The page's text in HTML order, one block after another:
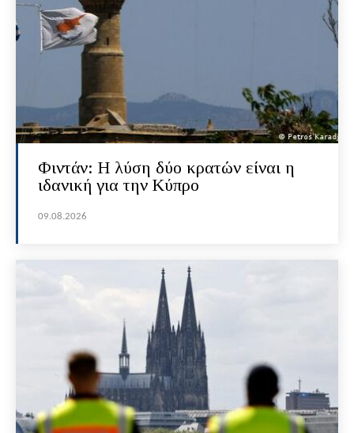
Φιντάν: Η λύση δύο κρατών είναι η
ιδανική για την Κύπρο
09.08.2026